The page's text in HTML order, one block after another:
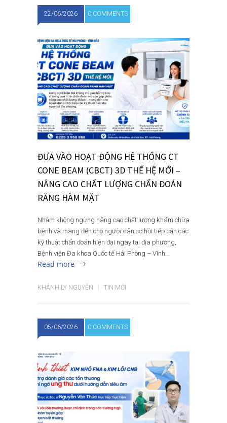
22/06/2026 0 COMMENTS
ĐƯA VÀO HOẠT ĐỘNG HỆ THỐNG CT
CONE BEAM (CBCT) 3D THẾ HỆ MỚI –
NÂNG CAO CHẤT LƯỢNG CHẨN ĐOÁN
RĂNG HÀM MẶT
Nhằm không ngừng nâng cao chất lượng khám chữa
bệnh và mang đến cho người dân cơ hội tiếp cận các
kỹ thuật chẩn đoán hiện đại ngay tại địa phương,
Bệnh viện Đa khoa Quốc tế Hải Phòng – Vĩnh…
Read more
KHÁNH LY NGUYỄN TIN MỚI
05/06/2026 0 COMMENTS